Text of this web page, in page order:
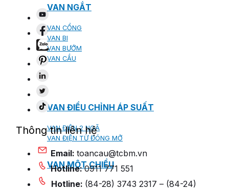
VAN NGẮT
VAN CỔNG
VAN BI
VAN BƯỚM
VAN CẦU
VAN ĐIỀU CHỈNH ÁP SUẤT
VAN ĐIỆN 2 NGÃ
VAN ĐIỆN TỪ ĐÓNG MỞ
VAN MỘT CHIỀU
Thông tin liên hệ
Email: toancau@tcbm.vn
Hotline:0911 771 551
Hotline: (84-28) 3743 2317 – (84-24)